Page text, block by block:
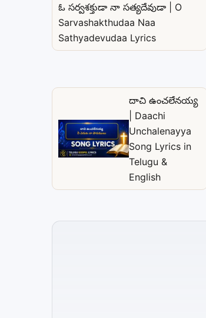
ఓ సర్వశక్తుడా నా సత్యదేవుడా | O
Sarvashakthudaa Naa
Sathyadevudaa Lyrics
దాచి ఉంచలేనయ్య
| Daachi
Unchalenayya
Song Lyrics in
Telugu &
English